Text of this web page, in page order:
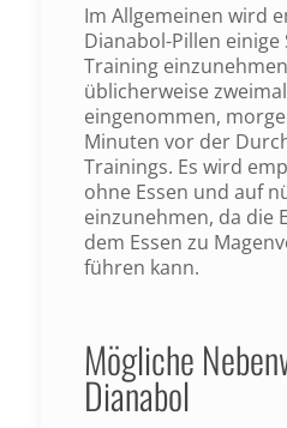
Im Allgemeinen wird
Dianabol-Pillen
Training
üblicherweise
eingenommen,
Minuten vor der
Trainings. Es wird
ohne Essen und auf
einzunehmen, da die
dem Essen zu
führen kann.
Mögliche
Dianabol